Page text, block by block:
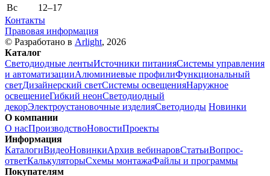
Вс
12–17
Контакты
Правовая информация
© Разработано в Arlight, 2026
Каталог
Светодиодные лентыИсточники питанияСистемы управления
и автоматизацииАлюминиевые профилиФункциональный
светДизайнерский светСистемы освещенияНаружное
освещениеГибкий неонСветодиодный
декорЭлектроустановочные изделияСветодиоды Новинки
О компании
О насПроизводствоНовостиПроекты
Информация
КаталогиВидеоНовинкиАрхив вебинаровСтатьиВопрос-
ответКалькуляторыСхемы монтажаФайлы и программы
Покупателям